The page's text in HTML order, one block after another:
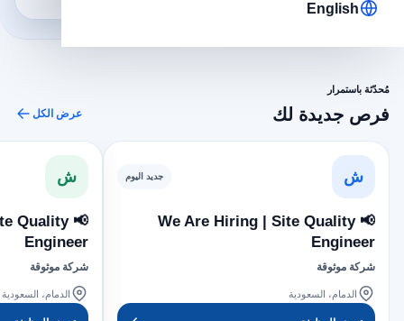
Englishابدأ مسارك
مُحدّثة باستمرار
فرص جديدة لك عرض الكل
ش جديد اليوم
📢 We Are Hiring | Site Quality
Engineer
شركة موثوقة
الدمام، السعودية
ش
Quality
Engineer
شركة موثوقة
الدمام، السعودية